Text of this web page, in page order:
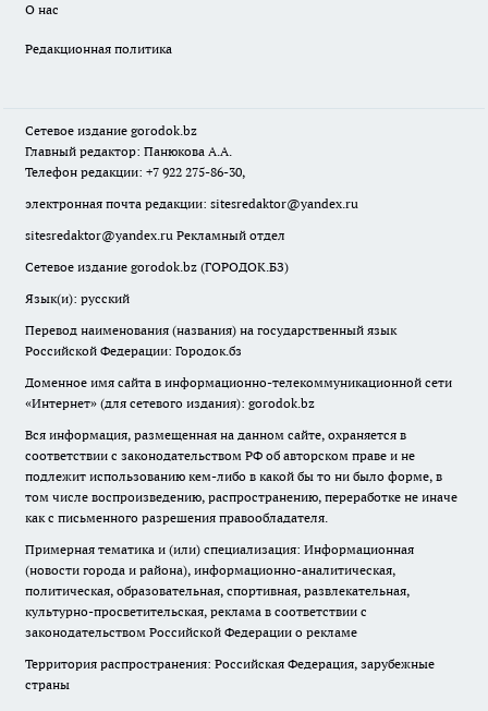
О нас
Редакционная политика
Сетевое издание gorodok.bz
Главный редактор: Панюкова А.А.
Телефон редакции: +7 922 275-86-30,
электронная почта редакции: sitesredaktor@yandex.ru
sitesredaktor@yandex.ru Рекламный отдел
Сетевое издание gorodok.bz (ГОРОДОК.БЗ)
Язык(и): русский
Перевод наименования (названия) на государственный язык
Российской Федерации: Городок.бз
Доменное имя сайта в информационно-телекоммуникационной сети
«Интернет» (для сетевого издания): gorodok.bz
Вся информация, размещенная на данном сайте, охраняется в
соответствии с законодательством РФ об авторском праве и не
подлежит использованию кем-либо в какой бы то ни было форме, в
том числе воспроизведению, распространению, переработке не иначе
как с письменного разрешения правообладателя.
Примерная тематика и (или) специализация: Информационная
(новости города и района), информационно-аналитическая,
политическая, образовательная, спортивная, развлекательная,
культурно-просветительская, реклама в соответствии с
законодательством Российской Федерации о рекламе
Территория распространения: Российская Федерация, зарубежные
страны